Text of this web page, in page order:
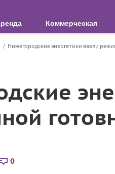
Коммерческая
Нижегородские энергетики ввели
0